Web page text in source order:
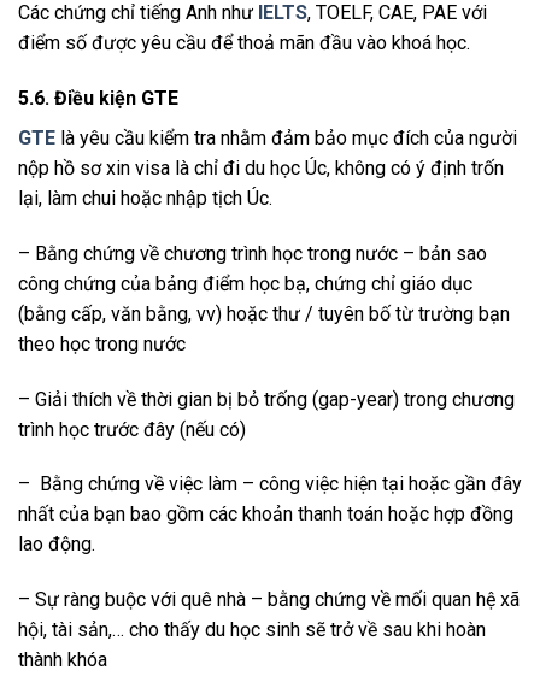
Các chứng chỉ tiếng Anh như IELTS, TOELF, CAE, PAE với
điểm số được yêu cầu để thoả mãn đầu vào khoá học.
5.6. Điều kiện GTE
GTE là yêu cầu kiểm tra nhằm đảm bảo mục đích của người
nộp hồ sơ xin visa là chỉ đi du học Úc, không có ý định trốn
lại, làm chui hoặc nhập tịch Úc.
– Bằng chứng về chương trình học trong nước – bản sao
công chứng của bảng điểm học bạ, chứng chỉ giáo dục
(bằng cấp, văn bằng, vv) hoặc thư / tuyên bố từ trường bạn
theo học trong nước
– Giải thích về thời gian bị bỏ trống (gap-year) trong chương
trình học trước đây (nếu có)
– Bằng chứng về việc làm – công việc hiện tại hoặc gần đây
nhất của bạn bao gồm các khoản thanh toán hoặc hợp đồng
lao động.
– Sự ràng buộc với quê nhà – bằng chứng về mối quan hệ xã
hội, tài sản,… cho thấy du học sinh sẽ trở về sau khi hoàn
thành khóa